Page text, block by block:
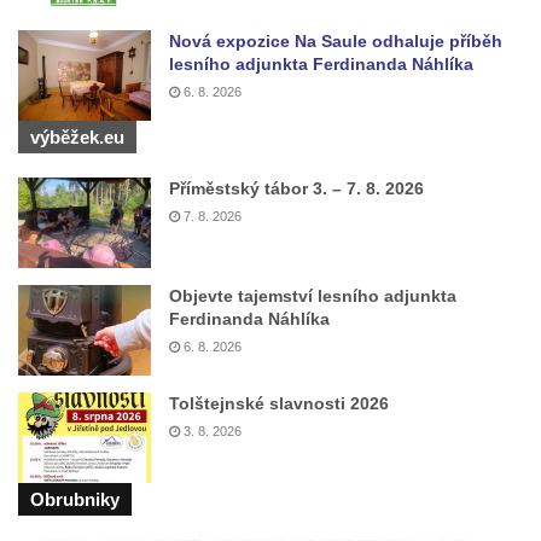
Lípa míru v parku v Oybině
Schillerův dub ve Stráži nad Nisou
Lví buk v Lužických horách
vzniku ČSR 1918-2018 v městském parku v
Libochovicích
Nová expozice Na Saule odhaluje příběh
lesního adjunkta Ferdinanda Náhlíka
6. 8. 2026
výběžek.eu
Příměstský tábor 3. – 7. 8. 2026
7. 8. 2026
Objevte tajemství lesního adjunkta
Ferdinanda Náhlíka
6. 8. 2026
Tolštejnské slavnosti 2026
3. 8. 2026
Obrubniky